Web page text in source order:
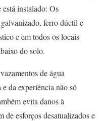
instalado: Os
ferro dúctil e
e em todos os locais
do solo.
de água
da experiência não só
evita danos à
de esforços desatualizados e